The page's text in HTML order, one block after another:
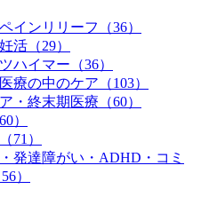
インリリーフ（36）
活（29）
ハイマー（36）
療の中のケア（103）
・終末期医療（60）
）
71）
発達障がい・ADHD・コミ
）